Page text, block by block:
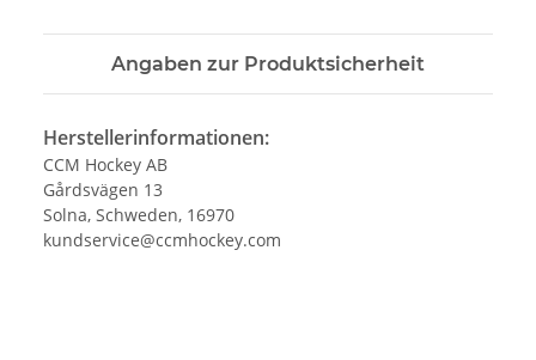
Angaben zur Produktsicherheit
Herstellerinformationen:
CCM Hockey AB
Gårdsvägen 13
Solna, Schweden, 16970
kundservice@ccmhockey.com